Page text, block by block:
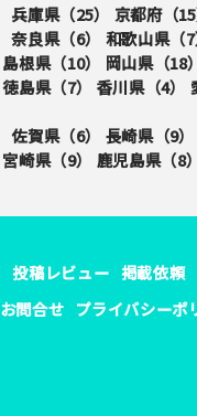
兵庫県（25） 京都府（15
奈良県（6） 和歌山県（7
島根県（10） 岡山県（18）
徳島県（7） 香川県（4）
佐賀県（6） 長崎県（9）
宮崎県（9） 鹿児島県（8）
投稿レビュー 掲載依頼
お問合せ プライバシーポ